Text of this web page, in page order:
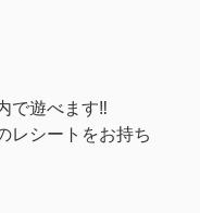
で遊べます‼
レシートをお持ち